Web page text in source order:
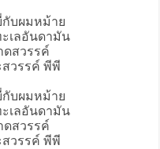
กับผมหม้าย
ะเลอันดามัน
ดสวรรค์
สวรรค์ พีพี
กับผมหม้าย
ะเลอันดามัน
ดสวรรค์
สวรรค์ พีพี